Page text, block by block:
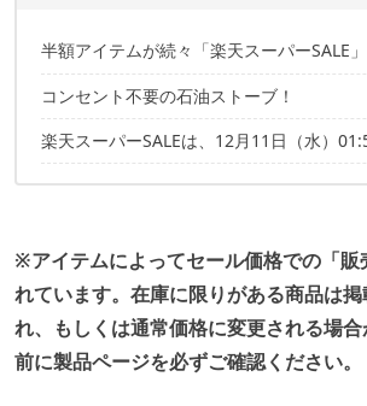
半額アイテムが続々「楽天スーパーSALE
こちらの記事でもセール品を紹介中！
コンセント不要の石油ストーブ！
楽天スーパーSALEは、12月11日（水）
※アイテムによってセール価格での「販
れています。 在庫に限りがある商品は
れ、もしくは通常価格に変更される場合
前に製品ページを必ずご確認ください。